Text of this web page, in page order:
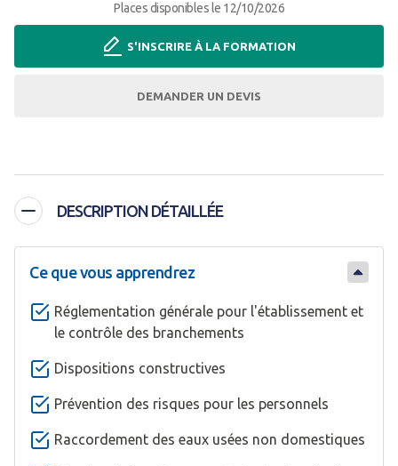
Places disponibles le 12/10/2026
S'INSCRIRE À LA FORMATION
DEMANDER UN DEVIS
DESCRIPTION DÉTAILLÉE
Ce que vous apprendrez
Réglementation générale pour l'établissement et
le contrôle des branchements
Dispositions constructives
Prévention des risques pour les personnels
Raccordement des eaux usées non domestiques